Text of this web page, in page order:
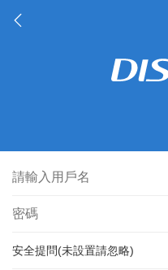
安全提問(未設置請忽略)